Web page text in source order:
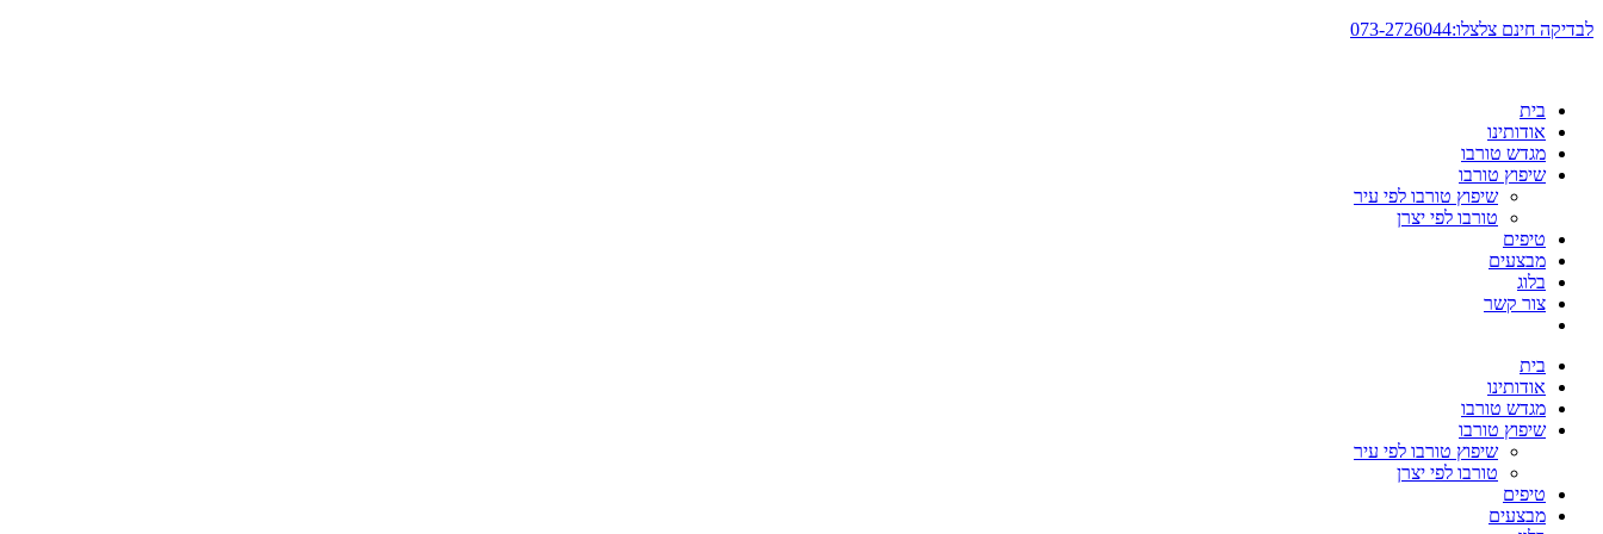
דלג
לבדיקה חינם צלצלו:073-2726044
בית
אודותינו
מגדש טורבו
שיפוץ טורבו
שיפוץ טורבו לפי עיר
טורבו לפי יצרן
טיפים
מבצעים
בלוג
צור קשר
בית
אודותינו
מגדש טורבו
שיפוץ טורבו
שיפוץ טורבו לפי עיר
טורבו לפי יצרן
טיפים
מבצעים